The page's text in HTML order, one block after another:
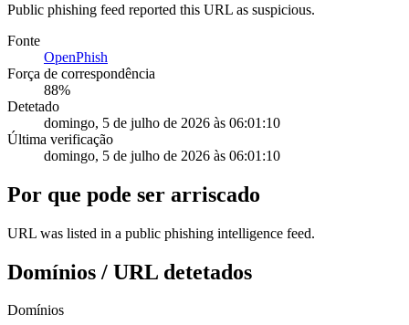
Public phishing feed reported this URL as suspicious.
Fonte
OpenPhish
Força de correspondência
88%
Detetado
domingo, 5 de julho de 2026 às 06:01:10
Última verificação
domingo, 5 de julho de 2026 às 06:01:10
Por que pode ser arriscado
URL was listed in a public phishing intelligence feed.
Domínios / URL detetados
Domínios